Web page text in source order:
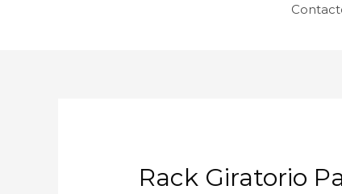
Rack Giratorio